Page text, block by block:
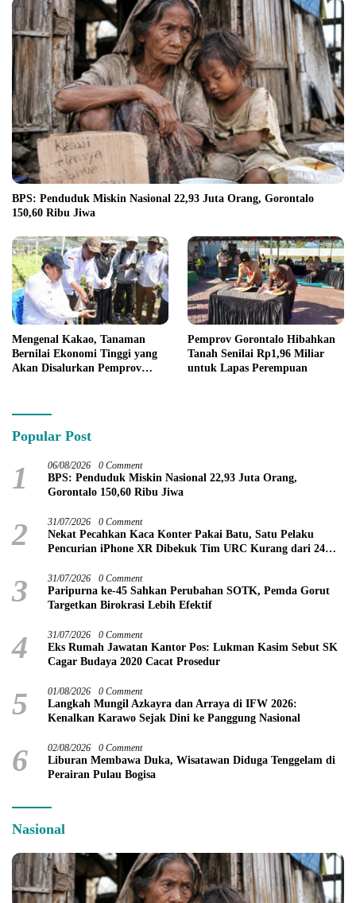
BPS: Penduduk Miskin Nasional 22,93 Juta Orang, Gorontalo
150,60 Ribu Jiwa
Mengenal Kakao, Tanaman
Bernilai Ekonomi Tinggi yang
Akan Disalurkan Pemprov
Pemprov Gorontalo Hibahkan
Tanah Senilai Rp1,96 Miliar
untuk Lapas Perempuan
Popular Post
1 06/08/2026 0 Comment
BPS: Penduduk Miskin Nasional 22,93 Juta Orang,
Gorontalo 150,60 Ribu Jiwa
2 31/07/2026 0 Comment
Nekat Pecahkan Kaca Konter Pakai Batu, Satu Pelaku
Pencurian iPhone XR Dibekuk Tim URC Kurang dari 24
3 31/07/2026 0 Comment
Paripurna ke-45 Sahkan Perubahan SOTK, Pemda Gorut
Targetkan Birokrasi Lebih Efektif
4 31/07/2026 0 Comment
Eks Rumah Jawatan Kantor Pos: Lukman Kasim Sebut SK
Cagar Budaya 2020 Cacat Prosedur
5 01/08/2026 0 Comment
Langkah Mungil Azkayra dan Arraya di IFW 2026:
Kenalkan Karawo Sejak Dini ke Panggung Nasional
6 02/08/2026 0 Comment
Liburan Membawa Duka, Wisatawan Diduga Tenggelam di
Perairan Pulau Bogisa
Nasional